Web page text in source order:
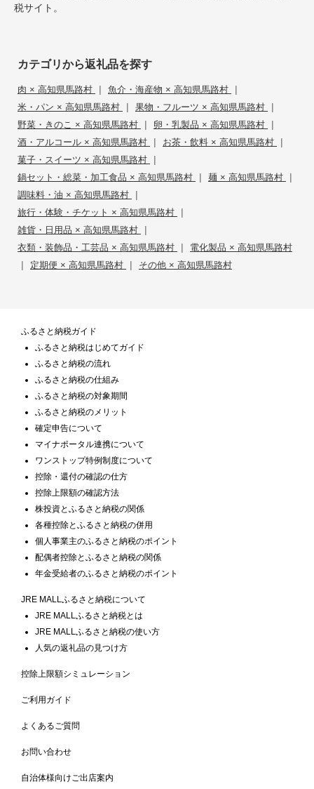
税サイト。
カテゴリから返礼品を探す
肉 × 高知県馬路村 | 魚介・海産物 × 高知県馬路村 |
米・パン × 高知県馬路村 | 果物・フルーツ × 高知県馬路村 |
野菜・きのこ × 高知県馬路村 | 卵・乳製品 × 高知県馬路村 |
酒・アルコール × 高知県馬路村 | お茶・飲料 × 高知県馬路村 |
菓子・スイーツ × 高知県馬路村 |
鍋セット・総菜・加工食品 × 高知県馬路村 | 麺 × 高知県馬路村 |
調味料・油 × 高知県馬路村 |
旅行・体験・チケット × 高知県馬路村 |
雑貨・日用品 × 高知県馬路村 |
衣類・装飾品・工芸品 × 高知県馬路村 | 電化製品 × 高知県馬路村
| 定期便 × 高知県馬路村 | その他 × 高知県馬路村
ふるさと納税ガイド
ふるさと納税はじめてガイド
ふるさと納税の流れ
ふるさと納税の仕組み
ふるさと納税の対象期間
ふるさと納税のメリット
確定申告について
マイナポータル連携について
ワンストップ特例制度について
控除・還付の確認の仕方
控除上限額の確認方法
株投資とふるさと納税の関係
各種控除とふるさと納税の併用
個人事業主のふるさと納税のポイント
配偶者控除とふるさと納税の関係
年金受給者のふるさと納税のポイント
JRE MALLふるさと納税について
JRE MALLふるさと納税とは
JRE MALLふるさと納税の使い方
人気の返礼品の見つけ方
控除上限額シミュレーション
ご利用ガイド
よくあるご質問
お問い合わせ
自治体様向けご出店案内